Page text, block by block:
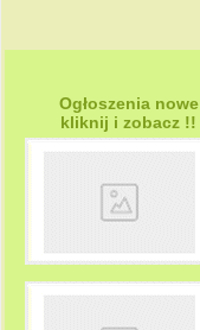
Ogłoszenia nowe
kliknij i zobacz !!